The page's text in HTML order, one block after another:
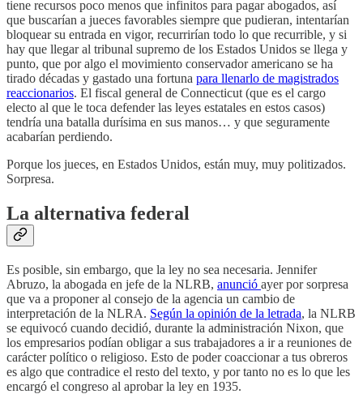
tiene recursos poco menos que infinitos para pagar abogados, así
que buscarían a jueces favorables siempre que pudieran, intentarían
bloquear su entrada en vigor, recurrirían todo lo que recurrible, y si
hay que llegar al tribunal supremo de los Estados Unidos se llega y
punto, que por algo el movimiento conservador americano se ha
tirado décadas y gastado una fortuna para llenarlo de magistrados
reaccionarios. El fiscal general de Connecticut (que es el cargo
electo al que le toca defender las leyes estatales en estos casos)
tendría una batalla durísima en sus manos… y que seguramente
acabarían perdiendo.
Porque los jueces, en Estados Unidos, están muy, muy politizados.
Sorpresa.
La alternativa federal
Es posible, sin embargo, que la ley no sea necesaria. Jennifer
Abruzo, la abogada en jefe de la NLRB, anunció ayer por sorpresa
que va a proponer al consejo de la agencia un cambio de
interpretación de la NLRA. Según la opinión de la letrada, la NLRB
se equivocó cuando decidió, durante la administración Nixon, que
los empresarios podían obligar a sus trabajadores a ir a reuniones de
carácter político o religioso. Esto de poder coaccionar a tus obreros
es algo que contradice el resto del texto, y por tanto no es lo que les
encargó el congreso al aprobar la ley en 1935.